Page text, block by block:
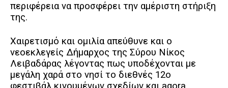
περιφέρεια να προσφέρει την αμέριστη στήριξη
της.
Χαιρετισμό και ομιλία απεύθυνε και ο
νεοεκλεγείς Δήμαρχος της Σύρου Νίκος
Λειβαδάρας λέγοντας πως υποδέχονται με
μεγάλη χαρά στο νησί το διεθνές 12ο
φεστιβάλ κινουμένων σχεδίων και agora